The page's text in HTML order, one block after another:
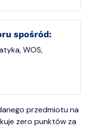
spośród:
WOS,
przedmiotu na
zero punktów za